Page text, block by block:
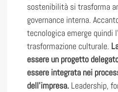
sostenibilità si trasforma
governance interna.
tecnologica emerge quindi
trasformazione culturale.
essere un progetto
essere integrata nei
dell’impresa. Leadership,